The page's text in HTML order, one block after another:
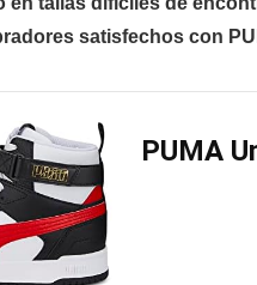
satisfechos con
PUMA